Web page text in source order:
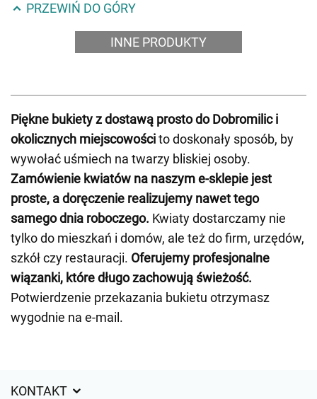
PRZEWIŃ DO GÓRY
INNE PRODUKTY
Piękne bukiety z dostawą prosto do Dobromilic i
okolicznych miejscowościto doskonały sposób, by
wywołać uśmiech na twarzy bliskiej osoby.
Zamówienie kwiatów na naszym e-sklepie jest
proste, a doręczenie realizujemy nawet tego
samego dnia roboczego. Kwiaty dostarczamy nie
tylko do mieszkań i domów, ale też do firm, urzędów,
szkół czy restauracji. Oferujemy profesjonalne
wiązanki, które długo zachowują świeżość.
Potwierdzenie przekazania bukietu otrzymasz
wygodnie na e-mail.
KONTAKT